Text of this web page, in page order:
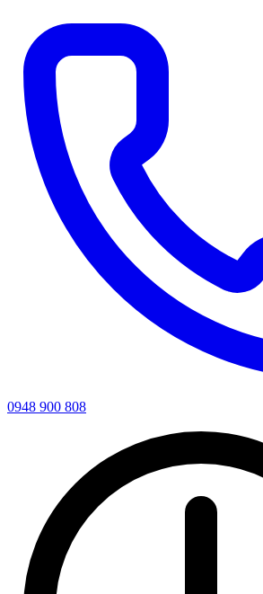
0948 900 808